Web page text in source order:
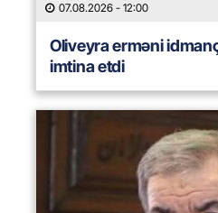
07.08.2026 - 12:00
Oliveyra erməni
imtina etdi